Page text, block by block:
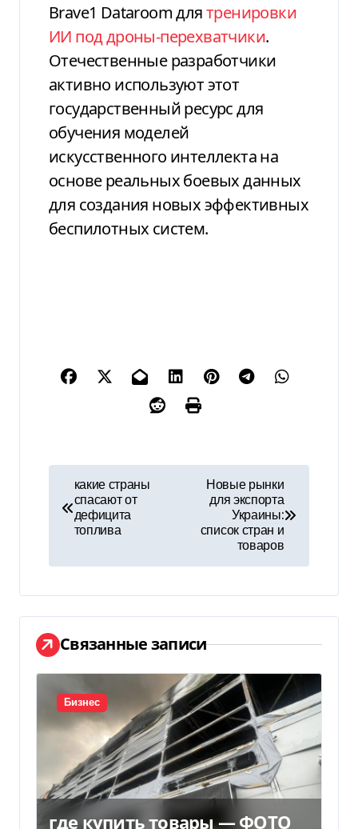
Brave1 Dataroom длятренировки
ИИ под дроны-перехватчики.
Отечественные разработчики
активно используют этот
государственный ресурс для
обучения моделей
искусственного интеллекта на
основе реальных боевых данных
для создания новых эффективных
беспилотных систем.
г
а
ц
и
п
о
какие страны
спасают от
дефицита
топлива
Новые рынки
для экспорта
Украины:
список стран и
товаров
Связанные записи
Бизнес
где купить товары — ФОТО